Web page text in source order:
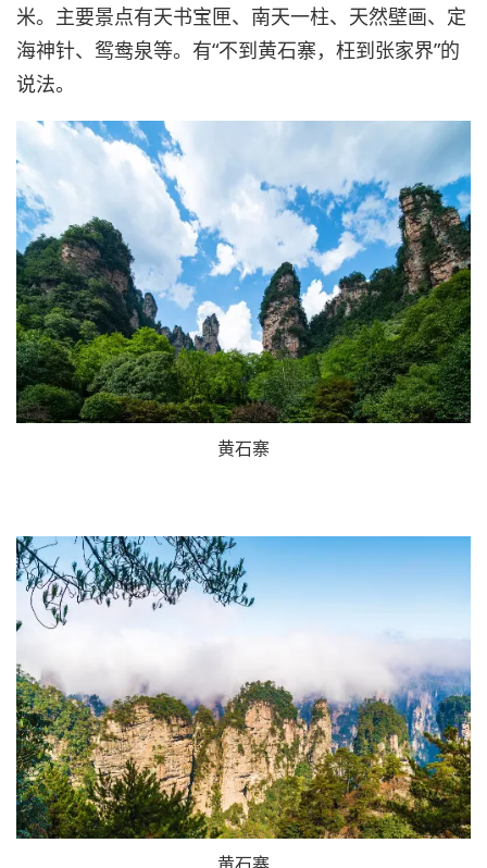
米。主要景点有天书宝匣、南天一柱、天然壁画、定
海神针、鸳鸯泉等。有“不到黄石寨，枉到张家界”的
说法。
黄石寨